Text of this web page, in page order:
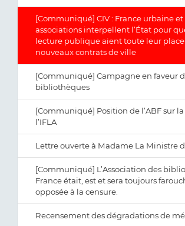
[Communiqué] CIV : France urbaine et
associations interpellent l’État pour
lecture publique aient toute leur place
nouveaux contrats de ville
[Communiqué] Campagne en faveur
bibliothèques
[Communiqué] Position de l’ABF sur
l’IFLA
Lettre ouverte à Madame La Ministre
[Communiqué] L’Association des
France était, est et sera toujours
opposée à la censure.
Recensement des dégradations de